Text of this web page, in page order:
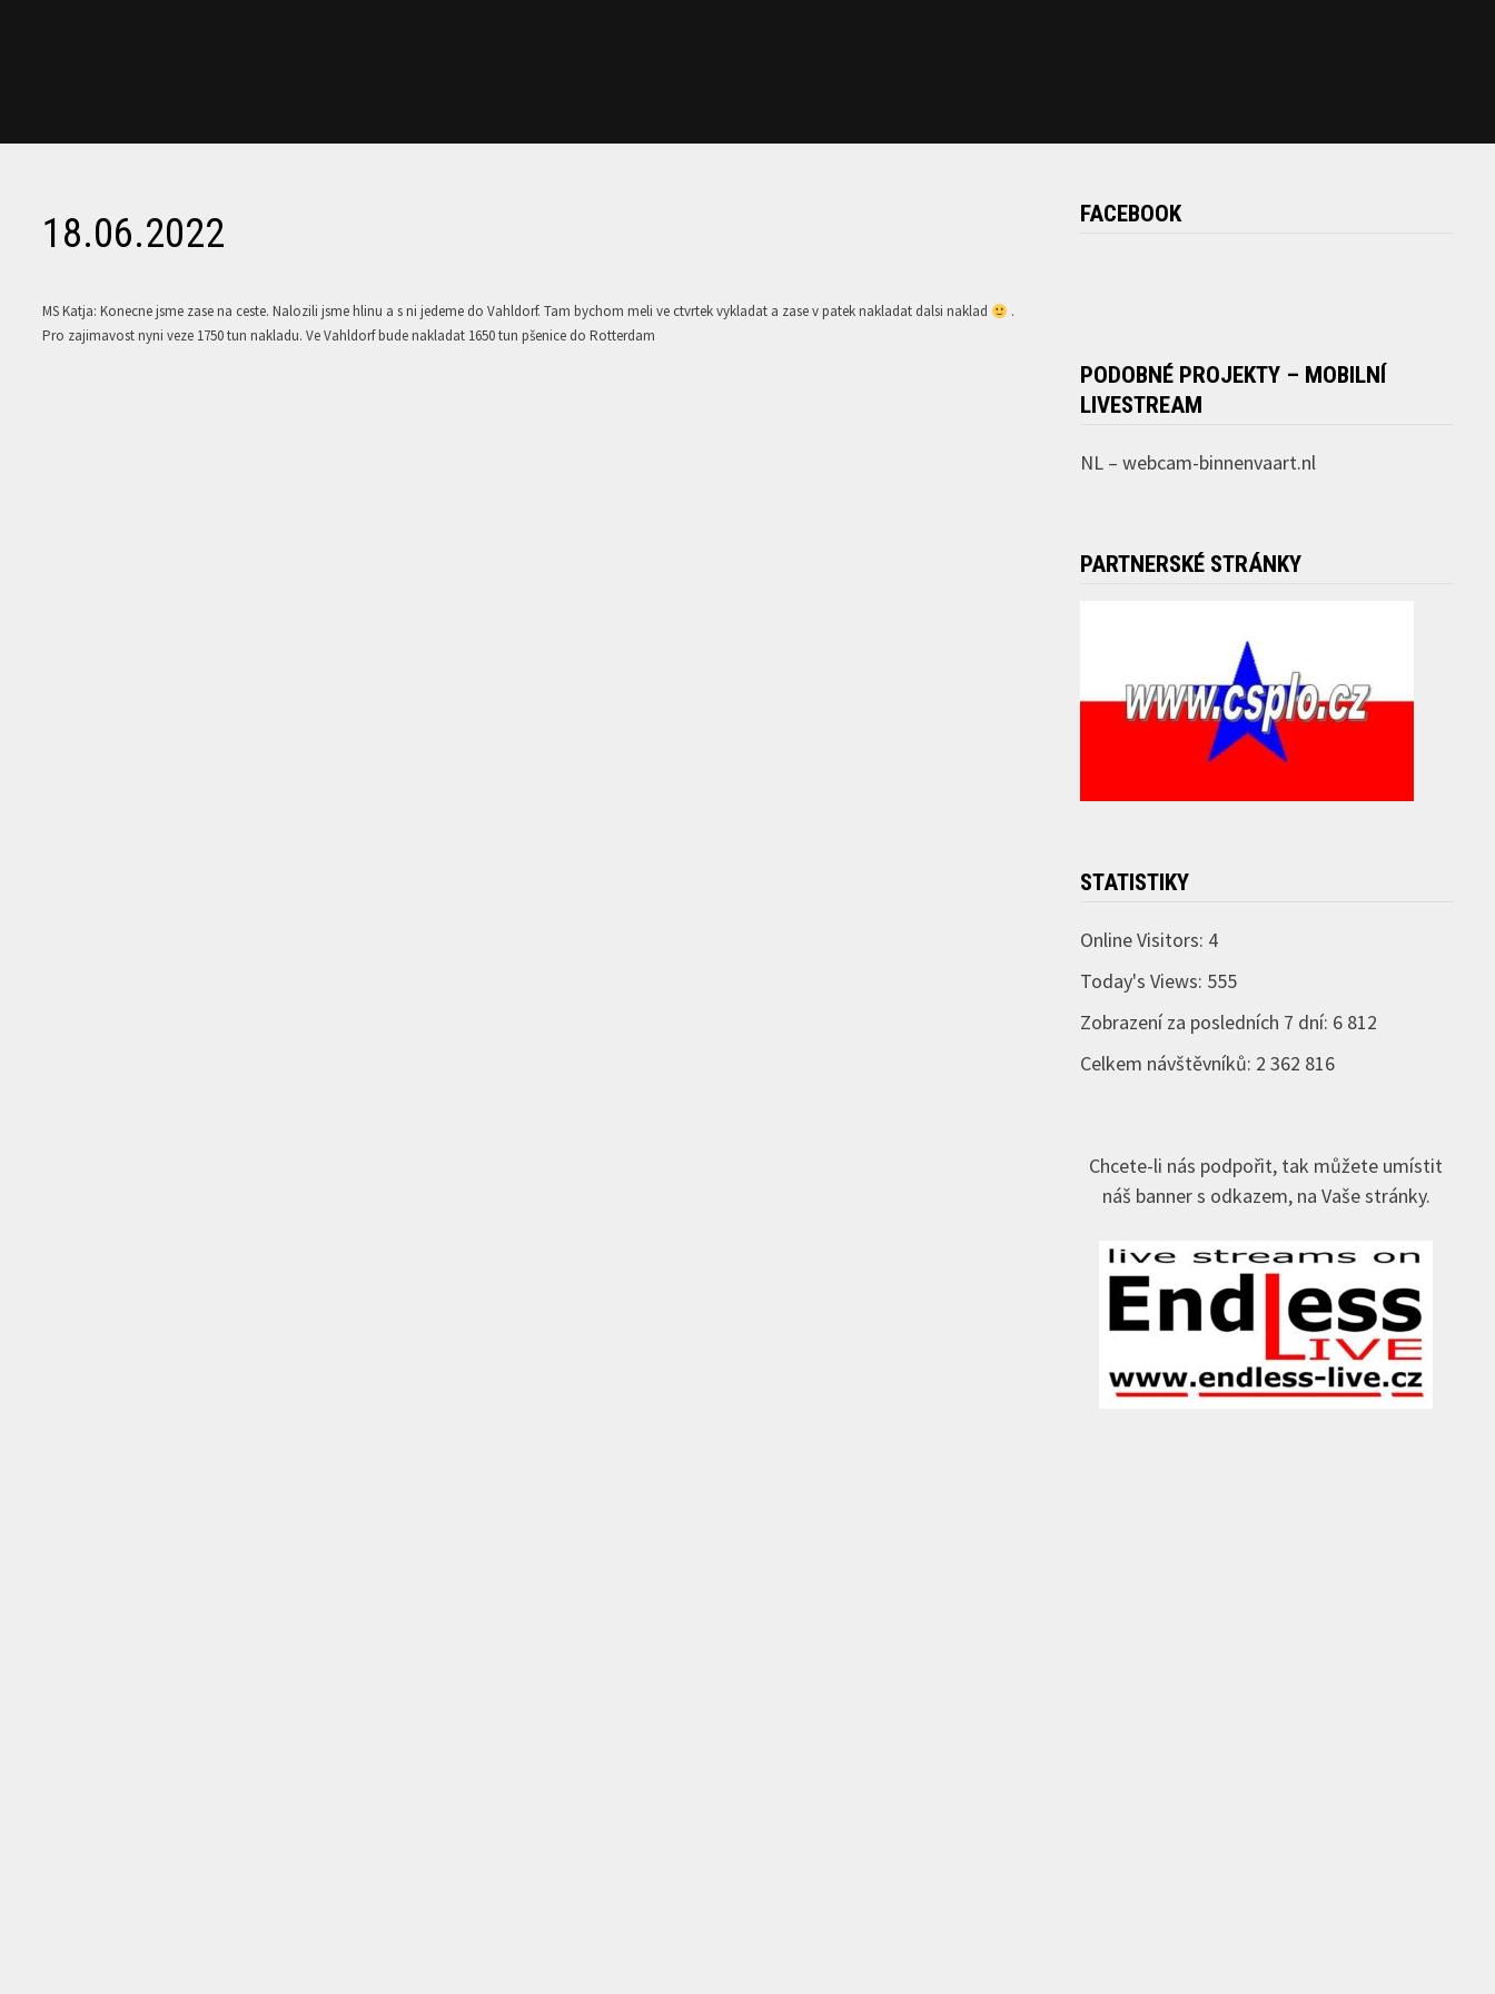
18.06.2022
MS Katja: Konecne jsme zase na ceste. Nalozili jsme hlinu a s ni jedeme do Vahldorf. Tam bychom meli ve ctvrtek vykladat a zase v patek nakladat dalsi naklad
.
Pro zajimavost nyni veze 1750 tun nakladu. Ve Vahldorf bude nakladat 1650 tun pšenice do Rotterdam
FACEBOOK
PODOBNÉ PROJEKTY – MOBILNÍ
LIVESTREAM
NL – webcam-binnenvaart.nl
PARTNERSKÉ STRÁNKY
STATISTIKY
Online Visitors: 4
Today's Views: 555
Zobrazení za posledních 7 dní: 6 812
Celkem návštěvníků: 2 362 816
Chcete-li nás podpořit, tak můžete umístit
náš banner s odkazem, na Vaše stránky.